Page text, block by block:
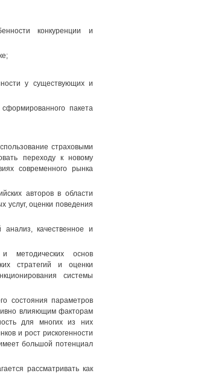
конкуренции и
у существующих и
пакета
страховыми
переходу к новому
современного рынка
авторов в области
услуг, оценки поведения
качественное и
методических основ
стратегий и оценки
системы
состояния параметров
влияющим факторам
для многих из них
и рост рискогенности
большой потенциал
рассматривать как